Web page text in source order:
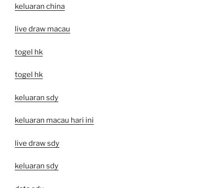
keluaran china
live draw macau
togel hk
togel hk
keluaran sdy
keluaran macau hari ini
live draw sdy
keluaran sdy